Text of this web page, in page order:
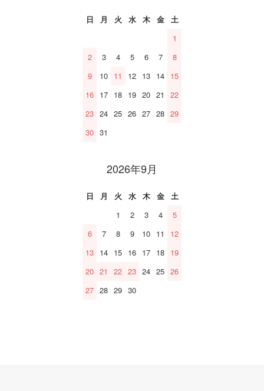
日 月 火 水 木 金
土
1
2
3 4 5 6 7
8
9
10 11 12 13 14 15
16 17 18 19 20 21
22
23 24 25 26 27 28 29
30 31
2026年9月
日 月 火 水 木 金
土
1
2 3 4
5
6
7 8 9 10 11
12
13 14 15 16 17 18 19
20 21 22 23 24 25 26
27 28 29 30